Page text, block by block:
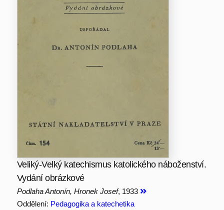
Veliký-Velký katechismus katolického náboženství.
Vydání obrázkové
Podlaha Antonín, Hronek Josef, 1933
Oddělení: Pedagogika a katechetika